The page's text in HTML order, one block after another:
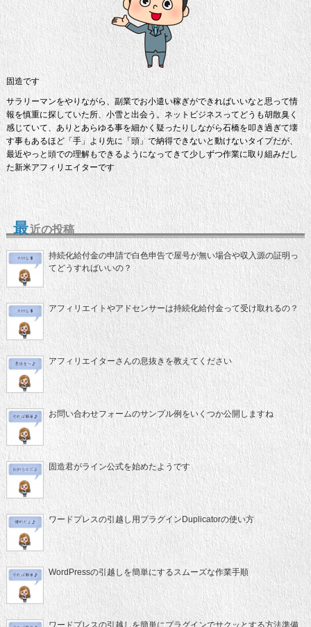
固造です
サラリーマンをやりながら、副業でお小遣い稼ぎができればいいなと思って情
報を慎重に探していた所、小雪と出会う。ネットビジネスってどうも胡散臭く
感じていて、ありとあらゆる事を細かく疑ったりしながら石橋を叩き過ぎて壊
す事もあるほど「手」より先に「頭」で納得できないと動けないタイプだが、
最近やっと頭での理解もできるようになってきて少しずつ作業に取り組みだし
た新米アフィリエイターです
最近の投稿
持続化給付金の申請で白色申告で屋号が無い場合や収入源の証明っ
てどうすればいいの？
アフィリエイトやアドセンサーは持続化給付金って受け取れるの？
アフィリエイターさんの息抜きを教えてください
お問い合わせフォームのサンプル例をいくつか公開しますね
固造君がライン公式を始めたようです
ワードプレスの引越し用プラグインDuplicatorの使い方
WordPressの引越しを簡単にするスムーズな作業手順